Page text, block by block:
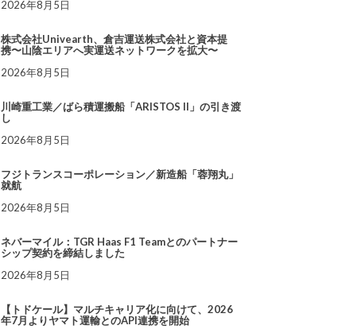
2026年8月5日
株式会社Univearth、倉吉運送株式会社と資本提
携〜山陰エリアへ実運送ネットワークを拡大〜
2026年8月5日
川崎重工業／ばら積運搬船「ARISTOS II」の引き渡
し
2026年8月5日
フジトランスコーポレーション／新造船「蓉翔丸」
就航
2026年8月5日
ネバーマイル：TGR Haas F1 Teamとのパートナー
シップ契約を締結しました
2026年8月5日
【トドケール】マルチキャリア化に向けて、2026
年7月よりヤマト運輸とのAPI連携を開始